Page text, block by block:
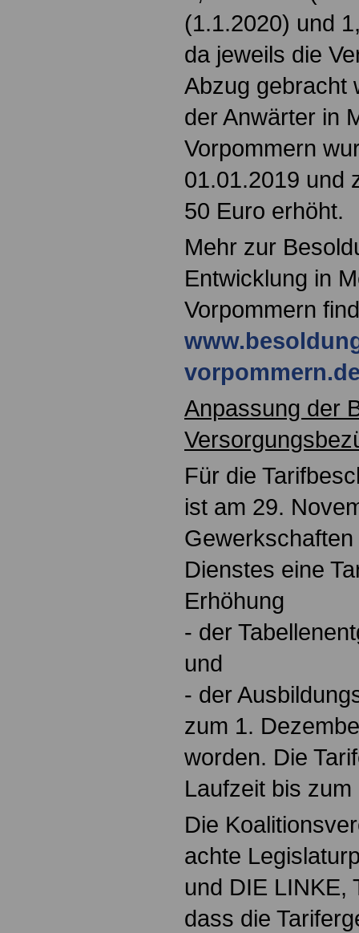
(1.1.2020) und
da jeweils die
Abzug gebracht
der Anwärter in
Vorpommern
01.01.2019 und
50 Euro erhöht.
Mehr zur
Entwicklung in
Vorpommern
Anpassung der
Für die
ist am 29.
Dienstes eine
Erhöhung
- der
und
- der
zum 1.
worden. Die
Laufzeit bis
Die
achte
und DIE LINKE,
dass die